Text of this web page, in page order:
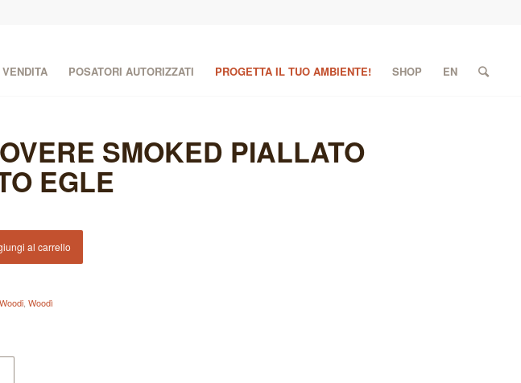
POSATORI AUTORIZZATI PROGETTA IL TUO AMBIENTE! SHOP EN
SMOKED PIALLATO
EGLE
al carrello
Woodi, Woodì